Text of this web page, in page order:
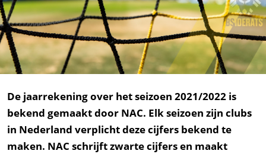
De jaarrekening over het seizoen 2021/2022 is
bekend gemaakt door NAC. Elk seizoen zijn clubs
in Nederland verplicht deze cijfers bekend te
maken. NAC schrijft zwarte cijfers en maakt